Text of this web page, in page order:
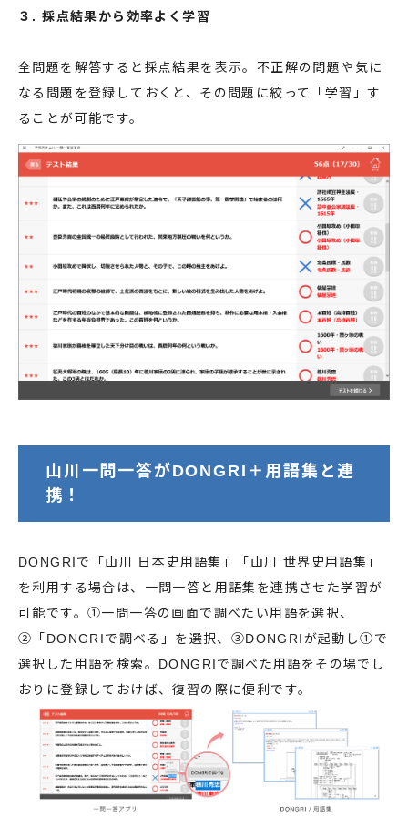
３. 採点結果から効率よく学習
全問題を解答すると採点結果を表示。不正解の問題や気に
なる問題を登録しておくと、その問題に絞って「学習」す
ることが可能です。
山川一問一答がDONGRI＋用語集と連
携！
DONGRIで「山川 日本史用語集」「山川 世界史用語集」
を利用する場合は、一問一答と用語集を連携させた学習が
可能です。①一問一答の画面で調べたい用語を選択、
②「DONGRIで調べる」を選択、③DONGRIが起動し①で
選択した用語を検索。DONGRIで調べた用語をその場でし
おりに登録しておけば、復習の際に便利です。